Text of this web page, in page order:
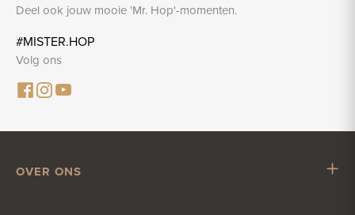
Deel ook jouw mooie 'Mr. Hop'-momenten.
#MISTER.HOP
Volg ons
OVER ONS